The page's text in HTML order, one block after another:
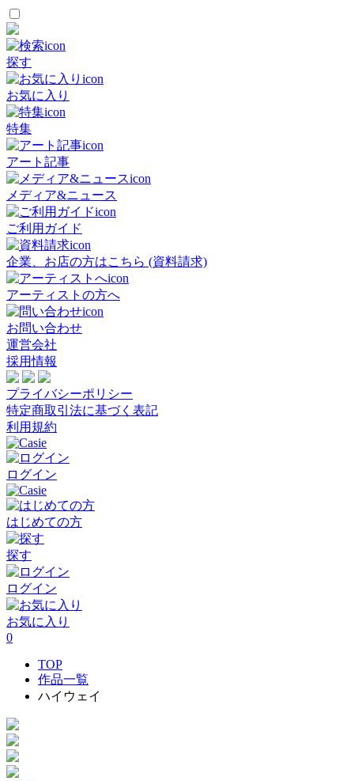
探す
お気に入り
特集
アート記事
メディア&ニュース
ご利用ガイド
企業、お店の方はこちら (資料請求)
アーティストの方へ
お問い合わせ
運営会社
採用情報
プライバシーポリシー
特定商取引法に基づく表記
利用規約
ログイン
はじめての方
探す
ログイン
お気に入り
0
TOP
作品一覧
ハイウェイ